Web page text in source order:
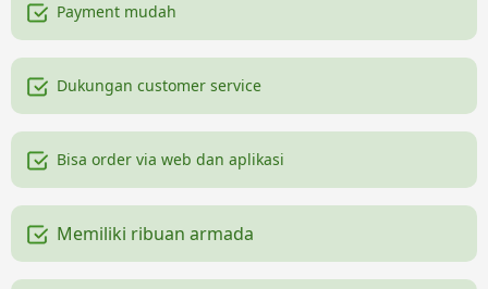
Payment mudah
Dukungan customer service
Bisa order via web dan aplikasi
Memiliki ribuan armada